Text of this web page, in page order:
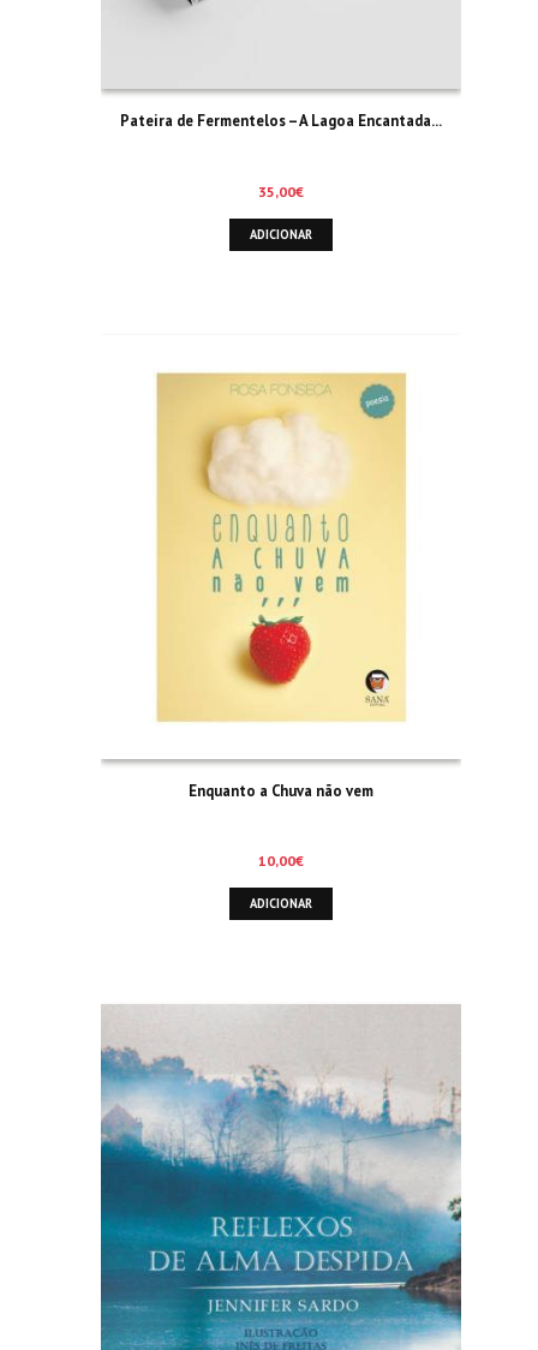
Pateira de Fermentelos – A Lagoa Encantada…
35,00€
ADICIONAR
Enquanto a Chuva não vem
10,00€
ADICIONAR